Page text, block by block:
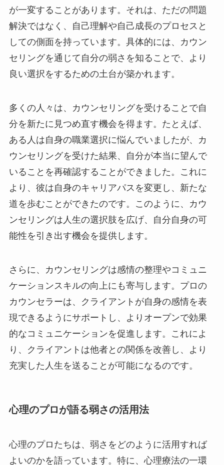
が一変することがあります。それは、ただの問題
解決ではなく、自己理解や自己成長のプロセスと
しての側面を持っています。具体的には、カウン
セリングを通じて自分の弱さを知ることで、より
良い選択をするための土台が築かれます。
多くの人々は、カウンセリングを受けることで自
分を新たに見つめ直す機会を得ます。たとえば、
ある人は自身の職業選択に悩んでいましたが、カ
ウンセリングを受けた結果、自分が本当に望んで
いることを再確認することができました。これに
より、彼は自身のキャリアパスを変更し、新たな
道を歩むことができたのです。このように、カウ
ンセリングは人生の選択肢を広げ、自分自身の可
能性を引き出す機会を提供します。
さらに、カウンセリングは感情の整理やコミュニ
ケーションスキルの向上にも寄与します。プロの
カウンセラーは、クライアントが自身の感情を表
現できるようにサポートし、よりオープンで効果
的なコミュニケーションを促進します。これによ
り、クライアントは他者との関係を改善し、より
充実した人生を送ることが可能になるのです。
心理のプロが語る弱さの活用法
心理のプロたちは、弱さをどのように活用すれば
よいのかを語っています。特に、心理療法の一環